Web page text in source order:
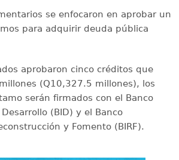
se enfocaron en aprobar un
para adquirir deuda pública
aprobaron cinco créditos que
(Q10,327.5 millones), los
serán firmados con el Banco
(BID) y el Banco
y Fomento (BIRF).